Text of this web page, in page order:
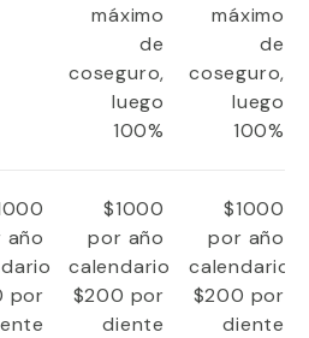
máximo
de
coseguro,
luego
100%
máximo
de
coseguro,
luego
100%
año
por
$1000
por año
calendario
$200 por
diente
$1000
por año
calendario
$200 por
diente